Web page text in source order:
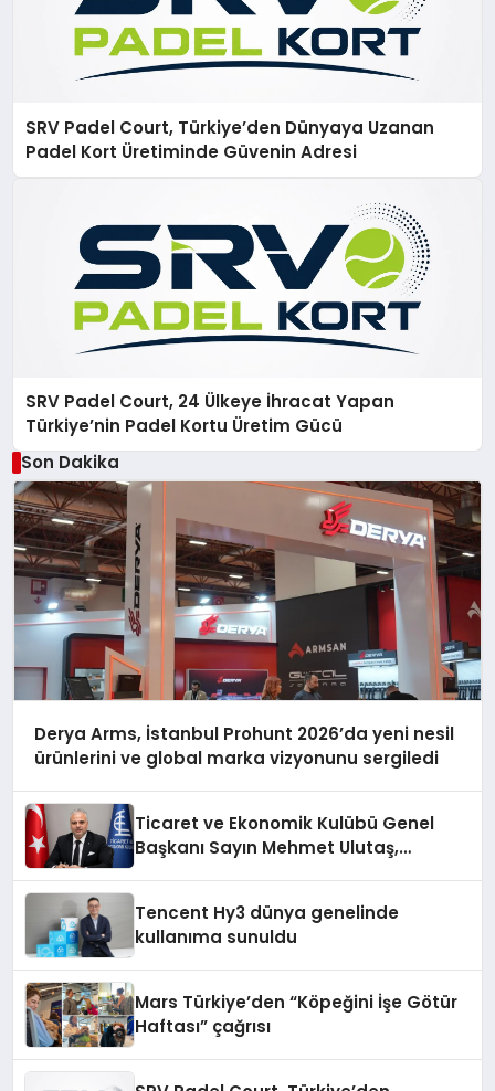
SRV Padel Court, Türkiye’den Dünyaya Uzanan
Padel Kort Üretiminde Güvenin Adresi
SRV Padel Court, 24 Ülkeye İhracat Yapan
Türkiye’nin Padel Kortu Üretim Gücü
Son Dakika
Derya Arms, İstanbul Prohunt 2026’da yeni nesil
ürünlerini ve global marka vizyonunu sergiledi
Ticaret ve Ekonomik Kulübü Genel
Başkanı Sayın Mehmet Ulutaş,
Tencent Hy3 dünya genelinde
kullanıma sunuldu
Mars Türkiye’den “Köpeğini İşe Götür
Haftası” çağrısı